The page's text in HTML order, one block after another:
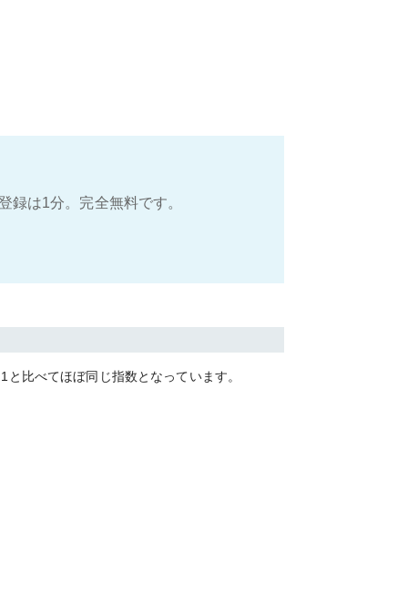
録は1分。完全無料です。
と比べてほぼ同じ指数となっています。